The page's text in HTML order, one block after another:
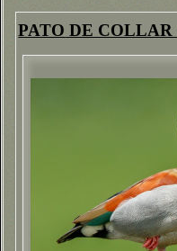
PATO DE COLLAR